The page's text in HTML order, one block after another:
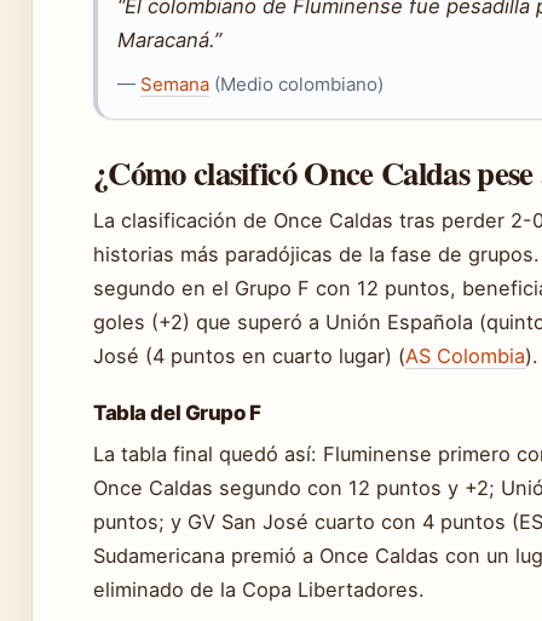
“El colombiano de Fluminense fue pesadilla
Maracaná.”
— Semana (Medio colombiano)
¿Cómo clasificó Once Caldas
La clasificación de Once Caldas tras perder
historias más paradójicas de la fase de
segundo en el Grupo F con 12 puntos,
goles (+2) que superó a Unión Española
José (4 puntos en cuarto lugar) (AS Colombia).
Tabla del Grupo F
La tabla final quedó así: Fluminense primero
Once Caldas segundo con 12 puntos y +2;
puntos; y GV San José cuarto con 4 puntos
Sudamericana premió a Once Caldas con un
eliminado de la Copa Libertadores.